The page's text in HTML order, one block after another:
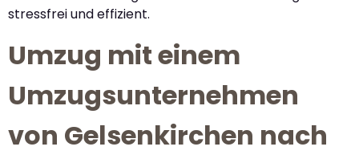
stressfrei und effizient.
Umzug mit einem
Umzugsunternehmen
von Gelsenkirchen nach